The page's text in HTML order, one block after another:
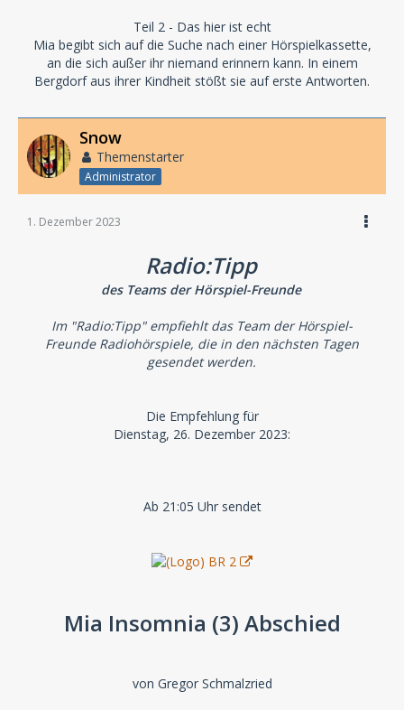
Teil 2 - Das hier ist echt
Mia begibt sich auf die Suche nach einer Hörspielkassette,
an die sich außer ihr niemand erinnern kann. In einem
Bergdorf aus ihrer Kindheit stößt sie auf erste Antworten.
Snow
Themenstarter
Administrator
1. Dezember 2023
Radio:Tipp
des Teams der Hörspiel-Freunde
Im "Radio:Tipp" empfiehlt das Team der Hörspiel-
Freunde Radiohörspiele, die in den nächsten Tagen
gesendet werden.
Die Empfehlung für
Dienstag, 26. Dezember 2023:
Ab 21:05 Uhr sendet
Mia Insomnia (3) Abschied
von Gregor Schmalzried